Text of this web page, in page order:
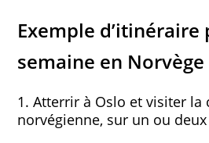
Exemple d’itinéraire
semaine en Norvège
1. Atterrir à Oslo et visiter la
norvégienne, sur un ou